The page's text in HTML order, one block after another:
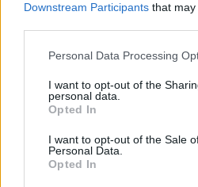
Downstream Participants that
Personal Data Processing
I want to opt-out of the
personal data.
Opted In
I want to opt-out of the Sale
Personal Data.
Opted In